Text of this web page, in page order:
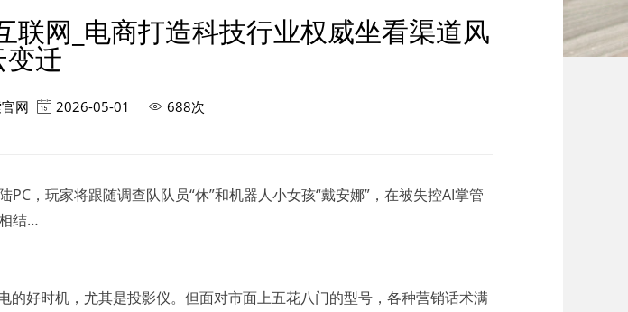
联网_电商打造科技行业权威坐看渠道风
变迁
网  2026-05-01  688次
，玩家将跟随调查队队员“休”和机器人小女孩“戴安娜”，在被失控AI掌管
结…
好时机，尤其是投影仪。但面对市面上五花八门的型号，各种营销话术满